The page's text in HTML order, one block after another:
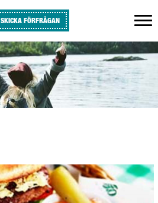
SKICKA FÖRFRÅGAN